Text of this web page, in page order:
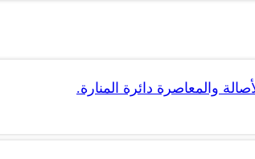
والمعاصرة دائرة المنارة.